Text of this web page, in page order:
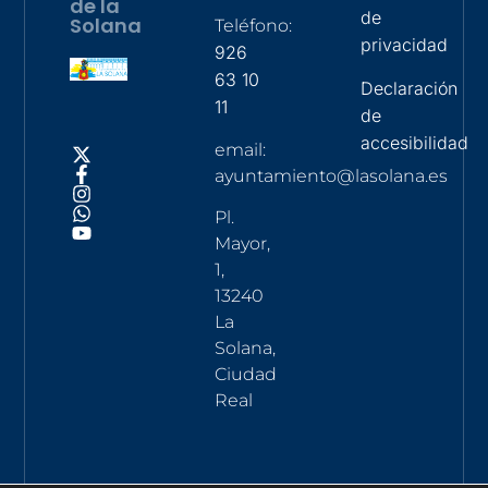
de la
Solana Teléfono:
926
63 10
11
email:
ayuntamiento@lasolana.es
Pl.
Mayor,
1,
13240
La
Solana,
Ciudad
Real
de
privacidad
Declaración
de
accesibilidad